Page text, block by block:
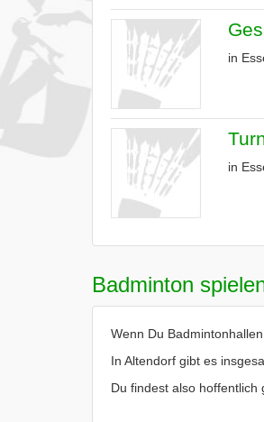
in
in
Badminton
Wenn Du
In Altendorf gibt es
Du findest also hoffentlich